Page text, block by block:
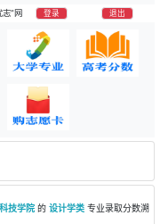
志”网 登录 退出
技学院 的 设计学类 专业录取分数溯